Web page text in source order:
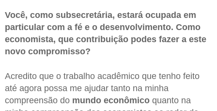
Você, como subsecretária, estará ocupada em
particular com a fé e o desenvolvimento. Como
economista, que contribuição podes fazer a este
novo compromisso?
Acredito que o trabalho acadêmico que tenho feito
até agora possa me ajudar tanto na minha
compreensão do mundo econômico quanto na